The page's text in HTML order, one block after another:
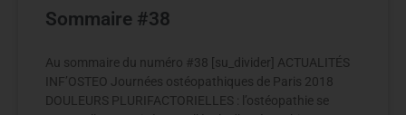
Sommaire #38
Au sommaire du numéro #38 [su_divider] ACTUALITÉS
INF’OSTEO Journées ostéopathiques de Paris 2018
DOULEURS PLURIFACTORIELLES : l’ostéopathie se